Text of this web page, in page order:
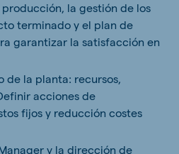
la gestión de los
terminado y el plan de
garantizar la satisfacción en
de la planta: recursos,
acciones de
fijos y reducción costes
y la dirección de